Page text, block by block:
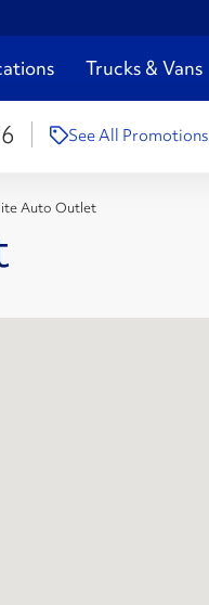
Trucks & Vans
See All Promotions
Auto Outlet